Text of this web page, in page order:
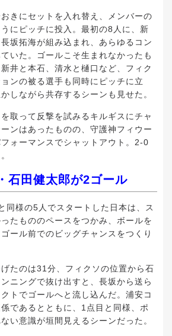
きにセットを入れ替え、メンバーの
にピッチに投入。最初の8人に、新
坂拓海が組み込まれ、あらゆるコン
いた。ゴールこそ生まれなかったも
井と本石、清水と樋口など、フィク
ンの被る選手も同時にピッチに立
しながら共存するシーンも見せた。
取って反撃を試みるキルギスにチャ
ンはあったものの、守護神フィウー
ォーマンスでシャットアウト。2-0
石田健太郎が2ゴール
同様の5人でスタートした日本は、ス
たもののペースをつかみ、ボールを
ール前でのビッグチャンスをつくり
たのは31分、フィクソの位置から石
ニングで抜け出すと、長坂から送ら
トでゴールへと流し込んだ。浦安コ
であるとともに、1点目と同様、ポ
い意識が垣間見えるシーンだった。